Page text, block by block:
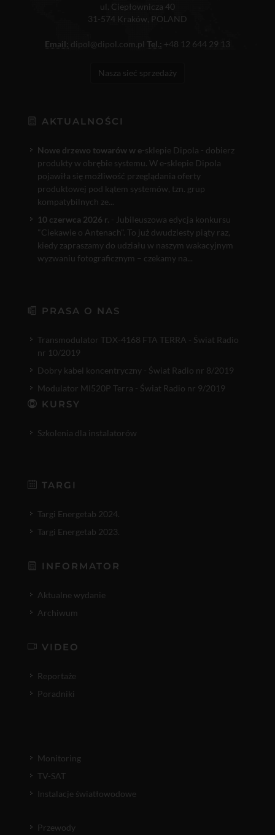
ul. Ciepłownicza 40
31-574 Kraków, POLAND
Email: dipol@dipol.com.pl Tel.: +48 12 644 29 13
Nasza sieć sprzedaży
AKTUALNOŚCI
Nowe drzewo towarów w e-sklepie Dipola - dobierz
produkty w obrębie systemu. W e-sklepie Dipola
pojawiła się możliwość przeglądania oferty
produktowej pod kątem systemów, tzn. grup
kompatybilnych ze...
10 czerwca 2026 r. - Jubileuszowa edycja konkursu
"Ciekawie o Antenach". To już dwudziesty piąty raz,
kiedy zapraszamy do udziału w naszym wakacyjnym
wyzwaniu fotograficznym – czekamy na...
PRASA O NAS
Transmodulator TDX-4168 FTA TERRA - Świat Radio
nr 10/2019
Dobry kabel koncentryczny - Świat Radio nr 8/2019
Modulator MI520P Terra - Świat Radio nr 9/2019
KURSY
Szkolenia dla instalatorów
TARGI
Targi Energetab 2024.
Targi Energetab 2023.
INFORMATOR
Aktualne wydanie
Archiwum
VIDEO
Reportaże
Poradniki
Monitoring
TV-SAT
Instalacje światłowodowe
Przewody